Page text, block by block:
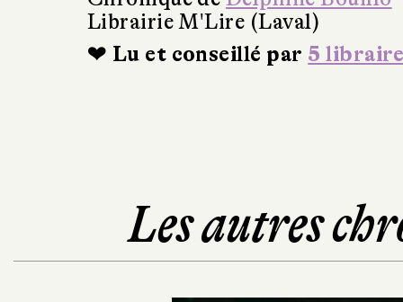
Librairie M'Lire (Laval)
❤ Lu et conseillé par 5
Les autres